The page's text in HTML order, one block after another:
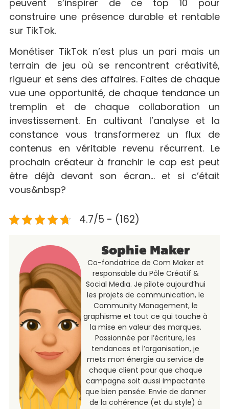
peuvent s’inspirer de ce top 10 pour
construire une présence durable et rentable
sur TikTok.
Monétiser TikTok n’est plus un pari mais un
terrain de jeu où se rencontrent créativité,
rigueur et sens des affaires. Faites de chaque
vue une opportunité, de chaque tendance un
tremplin et de chaque collaboration un
investissement. En cultivant l’analyse et la
constance vous transformerez un flux de
contenus en véritable revenu récurrent. Le
prochain créateur à franchir le cap est peut
être déjà devant son écran… et si c’était
vous&nbsp?
4.7/5 - (162)
Sophie Maker
Co-fondatrice de Com Maker et
responsable du Pôle Créatif &
Social Media. Je pilote aujourd’hui
les projets de communication, le
Community Management, le
graphisme et tout ce qui touche à
la mise en valeur des marques.
Passionnée par l’écriture, les
tendances et l’organisation, je
mets mon énergie au service de
chaque client pour que chaque
campagne soit aussi impactante
que bien pensée. Envie de donner
de la cohérence (et du style) à